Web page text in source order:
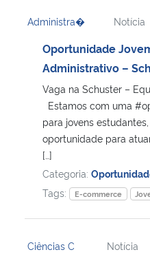
Administra� Notícia
Oportunidade
Administrativo –
Vaga na Schuster –
Estamos com uma
para jovens
oportunidade para
[…]
Categoria:
Tags:
E-commerce
Ciências C Notícia